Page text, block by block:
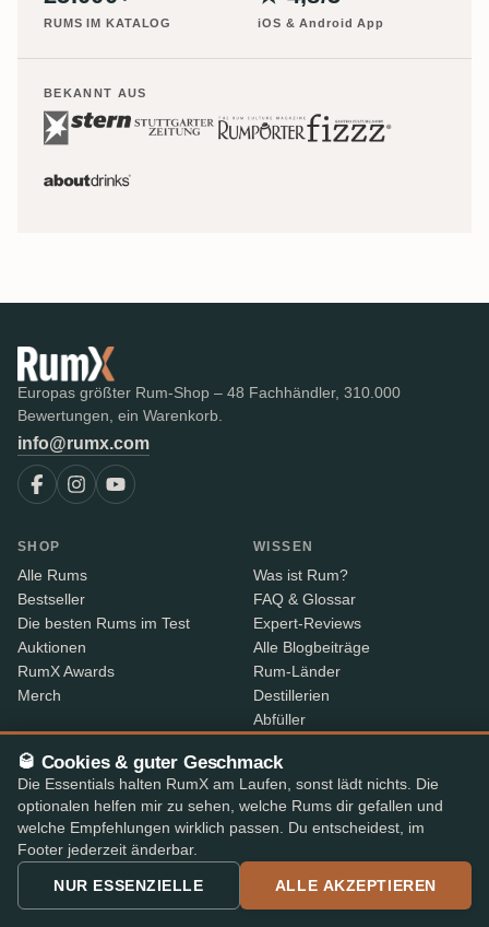
RUMS IM KATALOG iOS & Android App
BEKANNT AUS
Europas größter Rum-Shop – 48 Fachhändler, 310.000
Bewertungen, ein Warenkorb.
info@rumx.com
SHOP
Alle Rums
Bestseller
Die besten Rums im Test
Auktionen
RumX Awards
Merch
WISSEN
Was ist Rum?
FAQ & Glossar
Expert-Reviews
Alle Blogbeiträge
Rum-Länder
Destillerien
Abfüller
Rum-Index
Preissenkungen
ÜBER RUMX
🥃 Cookies & guter Geschmack
Die Essentials halten RumX am Laufen, sonst lädt nichts. Die
optionalen helfen mir zu sehen, welche Rums dir gefallen und
welche Empfehlungen wirklich passen. Du entscheidest, im
Footer jederzeit änderbar.
NUR ESSENZIELLE ALLE AKZEPTIEREN